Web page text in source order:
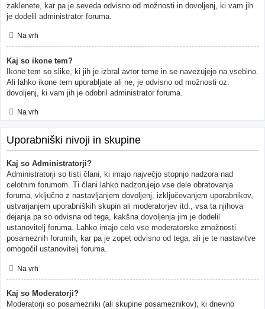
zaklenete, kar pa je seveda odvisno od možnosti in dovoljenj, ki vam jih
je dodelil administrator foruma.
Na vrh
Kaj so ikone tem?
Ikone tem so slike, ki jih je izbral avtor teme in se navezujejo na vsebino.
Ali lahko ikone tem uporabljate ali ne, je odvisno od možnosti oz.
dovoljenj, ki vam jih je odobril administrator foruma.
Na vrh
Uporabniški nivoji in skupine
Kaj so Administratorji?
Administratorji so tisti člani, ki imajo največjo stopnjo nadzora nad
celotnim forumom. Ti člani lahko nadzorujejo vse dele obratovanja
foruma, vključno z nastavljanjem dovoljenj, izključevanjem uporabnikov,
ustvarjanjem uporabniških skupin ali moderatorjev itd., vsa ta njihova
dejanja pa so odvisna od tega, kakšna dovoljenja jim je dodelil
ustanovitelj foruma. Lahko imajo celo vse moderatorske zmožnosti
posameznih forumih, kar pa je zopet odvisno od tega, ali je te nastavitve
omogočil ustanovitelj foruma.
Na vrh
Kaj so Moderatorji?
Moderatorji so posamezniki (ali skupine posameznikov), ki dnevno